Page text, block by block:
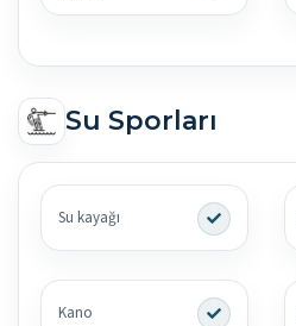
Su Sporları
Su kayağı
Kano